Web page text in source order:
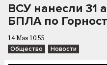
ВСУ нанесли 31
БПЛА по
14 Мая 10:55
Общество Новости